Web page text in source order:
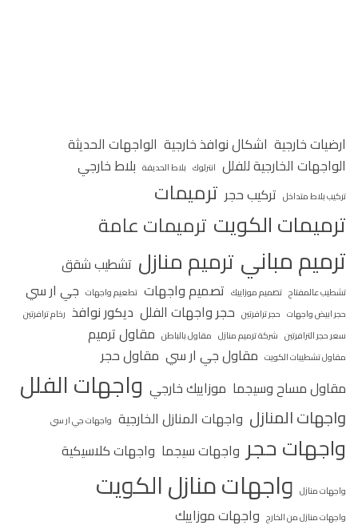
ارضيات خارجية اشكال نوافذ خارجية الواجهات الحديثة
الواجهات الخارجية للفلل انترلوك بلاط الحديقة بلاط خارجي
تركيب بلاط متداخل تركيب حجر ترميمات
ترميمات الكويت ترميمات عامة
ترميم مباني ترميم منازل تشطيب شقق
تشطيب عالمفتاح تصميم موزاييك تصميم واجهات تطعيم واجهات جي ار سي
حجر ابيض واجهات حجر ترافرتين حجر واجهات الفلل ديكور نوافذ رخام ترافرتين
سعر حجر الترافرتين شركة ترميم منازل مقاول بالباطن مقاول ترميم
مقاول تشطيبات الكويت مقاول جي ار سي مقاول حجر
مقاول مساح وسيجما موزاييك خارجي واجهات الفلل
واجهات المنازل واجهات المنازل الخارجية واجهات جي ار سي
واجهات حجر واجهات سيجما واجهات كلاسيكية
واجهات منازل واجهات منازل الكويت
واجهات منازل من الخارج واجهات موزاييك